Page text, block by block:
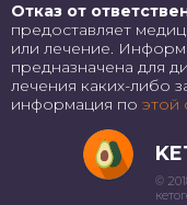
Отказ от
предоставляет
или лечение.
предназначена для
лечения каких-либо
информация по этой
©